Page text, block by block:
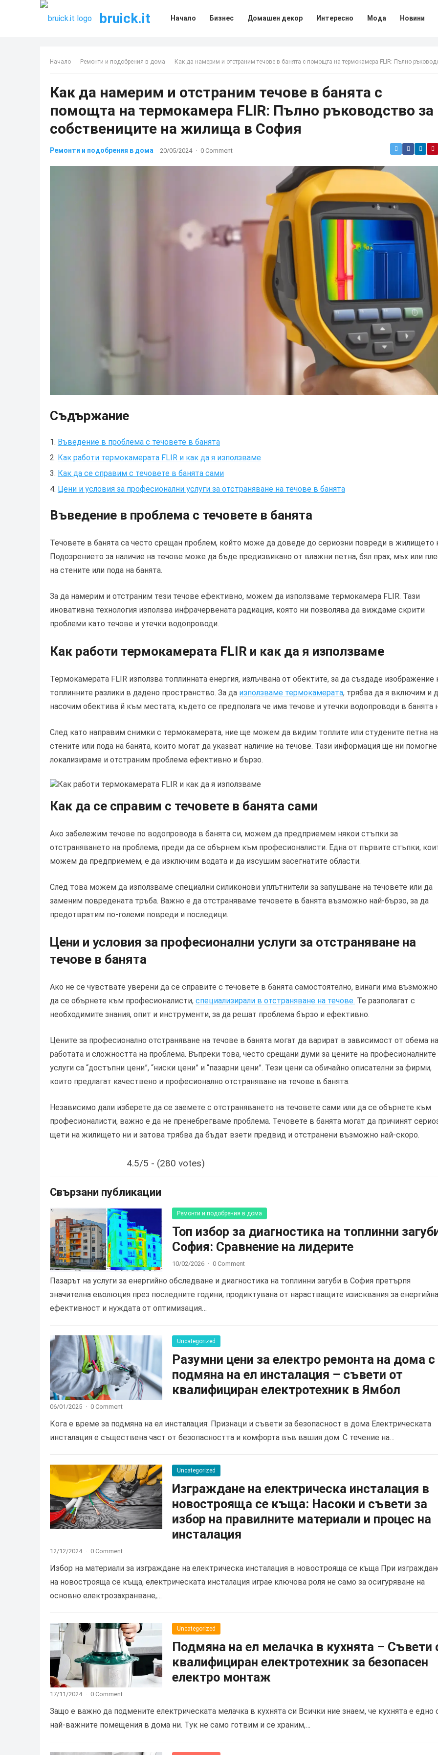
bruick.it Начало Бизнес Домашен декор Интересно Мода Новини
Начало Ремонти и подобрения в дома Как да намерим и отстраним течове в банята с помощта на термокамера FLIR: Пълно ръководство за собствениците на жилища в
Как да намерим и отстраним течове в банята с
помощта на термокамера FLIR: Пълно ръководство за
собствениците на жилища в София
Ремонти и подобрения в дома 20/05/2024 · 0 Comment
Съдържание
Въведение в проблема с течовете в банята
Как работи термокамерата FLIR и как да я използваме
Как да се справим с течовете в банята сами
Цени и условия за професионални услуги за отстраняване на течове в банята
Въведение в проблема с течовете в банята
Течовете в банята са често срещан проблем, който може да доведе до сериозни повреди в жилището
Подозрението за наличие на течове може да бъде предизвикано от влажни петна, бял прах, мъх или
на стените или пода на банята.
За да намерим и отстраним тези течове ефективно, можем да използваме термокамера FLIR. Тази
иновативна технология използва инфрачервената радиация, която ни позволява да виждаме скрити
проблеми като течове и утечки водопроводи.
Как работи термокамерата FLIR и как да я използваме
Термокамерата FLIR използва топлинната енергия, излъчвана от обектите, за да създаде изображение
топлинните разлики в дадено пространство. За да използваме термокамерата, трябва да я включим и
насочим обектива й към местата, където се предполага че има течове и утечки водопроводи в банята
След като направим снимки с термокамерата, ние ще можем да видим топлите или студените петна на
стените или пода на банята, които могат да указват наличие на течове. Тази информация ще ни
локализираме и отстраним проблема ефективно и бързо.
Как да се справим с течовете в банята сами
Ако забележим течове по водопровода в банята си, можем да предприемем някои стъпки за
отстраняването на проблема, преди да се обърнем към професионалисти. Една от първите стъпки,
можем да предприемем, е да изключим водата и да изсушим засегнатите области.
След това можем да използваме специални силиконови уплътнители за запушване на течовете или да
заменим повредената тръба. Важно е да отстраняваме течовете в банята възможно най-бързо, за да
предотвратим по-големи повреди и последици.
Цени и условия за професионални услуги за отстраняване на
течове в банята
Ако не се чувствате уверени да се справите с течовете в банята самостоятелно, винаги има
да се обърнете към професионалисти, специализирали в отстраняване на течове. Те разполагат с
необходимите знания, опит и инструменти, за да решат проблема бързо и ефективно.
Цените за професионално отстраняване на течове в банята могат да варират в зависимост от обема на
работата и сложността на проблема. Въпреки това, често срещани думи за цените на професионалните
услуги са “достъпни цени”, “ниски цени” и “пазарни цени”. Тези цени са обичайно описателни за фирми,
които предлагат качествено и професионално отстраняване на течове в банята.
Независимо дали изберете да се заемете с отстраняването на течовете сами или да се обърнете към
професионалисти, важно е да не пренебрегваме проблема. Течовете в банята могат да причинят
щети на жилището ни и затова трябва да бъдат взети предвид и отстранени възможно най-скоро.
4.5/5 - (280 votes)
Свързани публикации
Ремонти и подобрения в дома
Топ избор за диагностика на топлинни
София: Сравнение на лидерите
10/02/2026 · 0 Comment
Пазарът на услуги за енергийно обследване и диагностика на топлинни загуби в София претърпя
значителна еволюция през последните години, продиктувана от нарастващите изисквания за енергийна
ефективност и нуждата от оптимизация…
Uncategorized
Разумни цени за електро ремонта на дома с
подмяна на ел инсталация – съвети от
квалифициран електротехник в Ямбол
06/01/2025 · 0 Comment
Кога е време за подмяна на ел инсталация: Признаци и съвети за безопасност в дома Електрическата
инсталация е съществена част от безопасността и комфорта във вашия дом. С течение на…
Uncategorized
Изграждане на електрическа инсталация в
новострояща се къща: Насоки и съвети за
избор на правилните материали и процес на
инсталация
12/12/2024 · 0 Comment
Избор на материали за изграждане на електрическа инсталация в новострояща се къща При
на новострояща се къща, електрическата инсталация играе ключова роля не само за осигуряване на
основно електрозахранване,…
Uncategorized
Подмяна на ел мелачка в кухнята – Съвети
квалифициран електротехник за безопасен
електро монтаж
17/11/2024 · 0 Comment
Защо е важно да подмените електрическата мелачка в кухнята си Всички ние знаем, че кухнята е едно
най-важните помещения в дома ни. Тук не само готвим и се храним,…